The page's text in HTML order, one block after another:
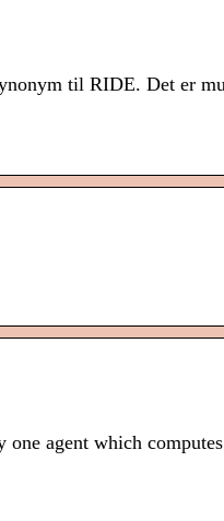
til RIDE. Det er
agent which